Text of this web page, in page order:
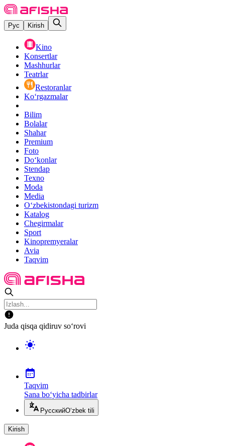
Рус Kirish
Kino
Konsertlar
Mashhurlar
Teatrlar
Restoranlar
Ko‘rgazmalar
Bilim
Bolalar
Shahar
Premium
Foto
Do‘konlar
Stendap
Texno
Moda
Media
O‘zbekistondagi turizm
Katalog
Chegirmalar
Sport
Kinopremyeralar
Avia
Taqvim
Juda qisqa qidiruv so‘rovi
Taqvim
Sana bo‘yicha tadbirlar
РусскийO‘zbek tili
Kirish